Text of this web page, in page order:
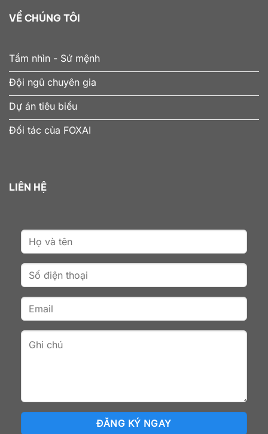
VỀ CHÚNG TÔI
Tầm nhìn - Sứ mệnh
Đội ngũ chuyên gia
Dự án tiêu biểu
Đối tác của FOXAI
LIÊN HỆ